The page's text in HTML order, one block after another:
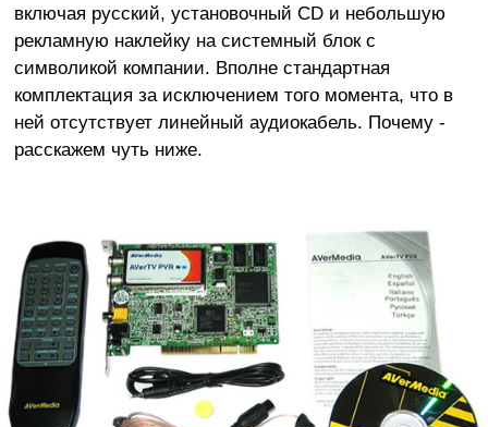
включая русский, установочный CD и небольшую
рекламную наклейку на системный блок с
символикой компании. Вполне стандартная
комплектация за исключением того момента, что в
ней отсутствует линейный аудиокабель. Почему -
расскажем чуть ниже.